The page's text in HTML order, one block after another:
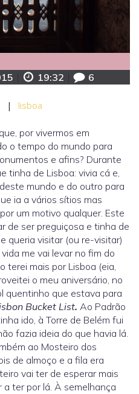
19:32 6
| lisboa
por vivermos em
o tempo do mundo para
e afins? Durante
tinha de Lisboa: vivia cá e,
mundo e do outro para
ia a vários sítios mas
um motivo qualquer. Este
de ser preguiçosa e tinha de
queria visitar (ou re-visitar)
me vai levar no fim do
terei mais por Lisboa (eia,
o meu aniversário, no
quentinho que estava para
Bucket List. Ao Padrão
ido, à Torre de Belém fui
fazia ideia do que havia lá.
ao Mosteiro dos
de almoço e a fila era
vai ter de esperar mais
ter por lá. À semelhança